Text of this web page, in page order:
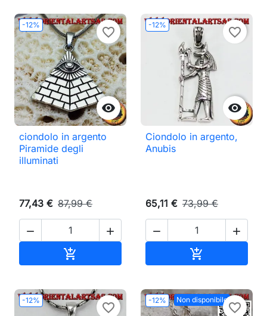
-12%

favorite_border
ciondolo in argento
Piramide degli
illuminati
77,43 € 87,99 €
 

-12%

favorite_border
Ciondolo in argento,
Anubis
65,11 € 73,99 €
 

-12%
favorite_border
-12% Non disponibile
favorite_border